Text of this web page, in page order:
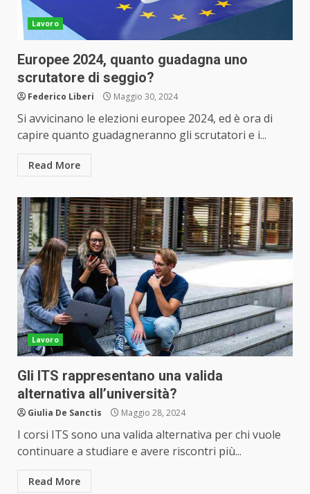
Lavoro
Europee 2024, quanto guadagna uno
scrutatore di seggio?
Federico Liberi Maggio 30, 2024
Si avvicinano le elezioni europee 2024, ed è ora di
capire quanto guadagneranno gli scrutatori e i...
Read More
Lavoro
Gli ITS rappresentano una valida
alternativa all’università?
Giulia De Sanctis Maggio 28, 2024
I corsi ITS sono una valida alternativa per chi vuole
continuare a studiare e avere riscontri più...
Read More